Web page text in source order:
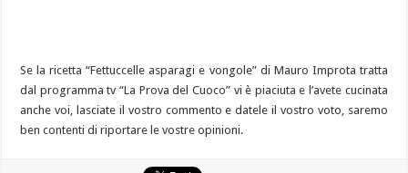
Se la ricetta “Fettuccelle asparagi e vongole” di Mauro Improta tratta
dal programma tv “La Prova del Cuoco” vi è piaciuta e l’avete cucinata
anche voi, lasciate il vostro commento e datele il vostro voto, saremo
ben contenti di riportare le vostre opinioni.